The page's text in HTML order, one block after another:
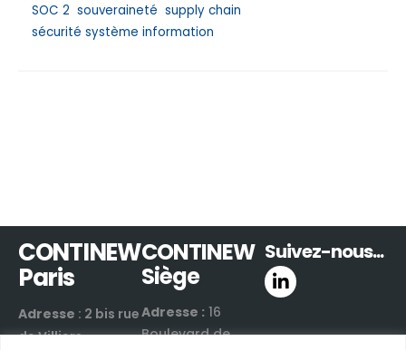
SOC 2 souveraineté supply chain
sécurité système information
CONTINEW
Paris
Adresse : 2 bis rue
de Villiers
CONTINEW
Siège
Adresse : 16
Boulevard de
Suivez-nous...